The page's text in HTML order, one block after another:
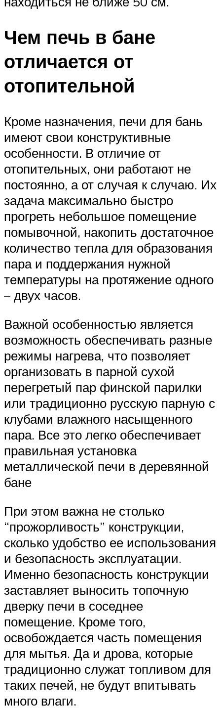
Чем печь в бане
отличается от
отопительной
Кроме назначения, печи для бань
имеют свои конструктивные
особенности. В отличие от
отопительных, они работают не
постоянно, а от случая к случаю. Их
задача максимально быстро
прогреть небольшое помещение
помывочной, накопить достаточное
количество тепла для образования
пара и поддержания нужной
температуры на протяжение одного
– двух часов.
Важной особенностью является
возможность обеспечивать разные
режимы нагрева, что позволяет
организовать в парной сухой
перегретый пар финской парилки
или традиционно русскую парную с
клубами влажного насыщенного
пара. Все это легко обеспечивает
правильная установка
металлической печи в деревянной
бане
При этом важна не столько
“прожорливость” конструкции,
сколько удобство ее использования
и безопасность эксплуатации.
Именно безопасность конструкции
заставляет выносить топочную
дверку печи в соседнее
помещение. Кроме того,
освобождается часть помещения
для мытья. Да и дрова, которые
традиционно служат топливом для
таких печей, не будут впитывать
много влаги.